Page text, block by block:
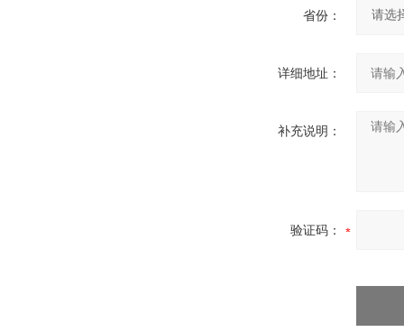
省份：
详细地址：
补充说明：
验证码：